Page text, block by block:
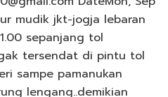
mudik jkt-jogja lebaran
sepanjang tol
tersendat di pintu tol
sampe pamanukan
lengang..demikian